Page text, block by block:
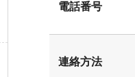
電話番号
連絡方法